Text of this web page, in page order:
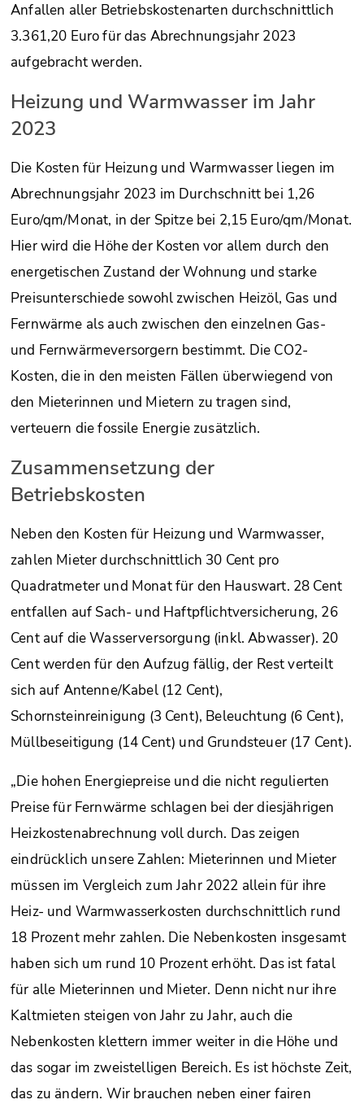
Anfallen aller Betriebskostenarten durchschnittlich
3.361,20 Euro für das Abrechnungsjahr 2023
aufgebracht werden.
Heizung und Warmwasser im Jahr
2023
Die Kosten für Heizung und Warmwasser liegen im
Abrechnungsjahr 2023 im Durchschnitt bei 1,26
Euro/qm/Monat, in der Spitze bei 2,15 Euro/qm/Monat.
Hier wird die Höhe der Kosten vor allem durch den
energetischen Zustand der Wohnung und starke
Preisunterschiede sowohl zwischen Heizöl, Gas und
Fernwärme als auch zwischen den einzelnen Gas-
und Fernwärmeversorgern bestimmt. Die CO2-
Kosten, die in den meisten Fällen überwiegend von
den Mieterinnen und Mietern zu tragen sind,
verteuern die fossile Energie zusätzlich.
Zusammensetzung der
Betriebskosten
Neben den Kosten für Heizung und Warmwasser,
zahlen Mieter durchschnittlich 30 Cent pro
Quadratmeter und Monat für den Hauswart. 28 Cent
entfallen auf Sach- und Haftpflichtversicherung, 26
Cent auf die Wasserversorgung (inkl. Abwasser). 20
Cent werden für den Aufzug fällig, der Rest verteilt
sich auf Antenne/Kabel (12 Cent),
Schornsteinreinigung (3 Cent), Beleuchtung (6 Cent),
Müllbeseitigung (14 Cent) und Grundsteuer (17 Cent).
„Die hohen Energiepreise und die nicht regulierten
Preise für Fernwärme schlagen bei der diesjährigen
Heizkostenabrechnung voll durch. Das zeigen
eindrücklich unsere Zahlen: Mieterinnen und Mieter
müssen im Vergleich zum Jahr 2022 allein für ihre
Heiz- und Warmwasserkosten durchschnittlich rund
18 Prozent mehr zahlen. Die Nebenkosten insgesamt
haben sich um rund 10 Prozent erhöht. Das ist fatal
für alle Mieterinnen und Mieter. Denn nicht nur ihre
Kaltmieten steigen von Jahr zu Jahr, auch die
Nebenkosten klettern immer weiter in die Höhe und
das sogar im zweistelligen Bereich. Es ist höchste Zeit,
das zu ändern. Wir brauchen neben einer fairen